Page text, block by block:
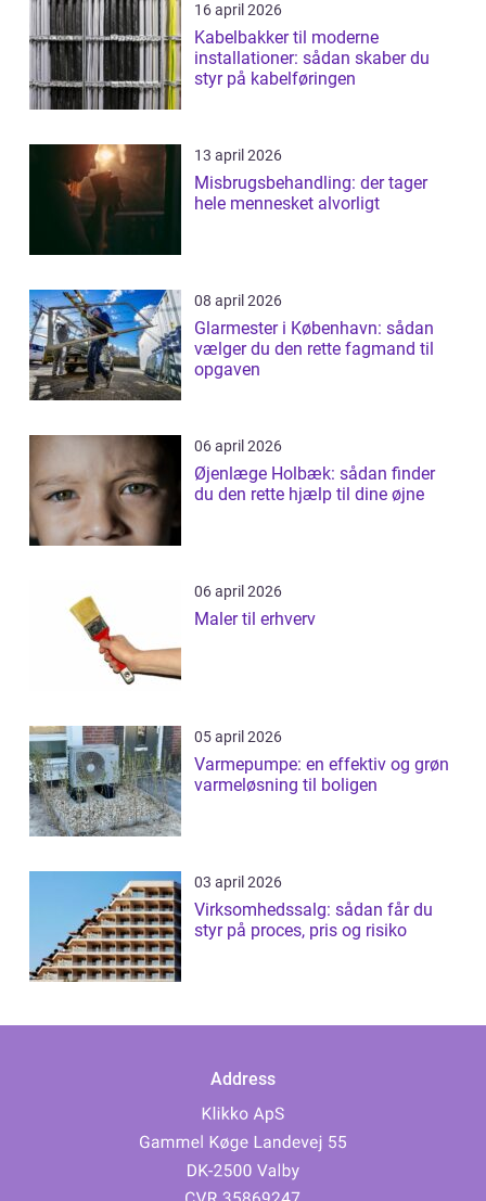
16 april 2026
Kabelbakker til moderne
installationer: sådan skaber du
styr på kabelføringen
13 april 2026
Misbrugsbehandling: der tager
hele mennesket alvorligt
08 april 2026
Glarmester i København: sådan
vælger du den rette fagmand til
opgaven
06 april 2026
Øjenlæge Holbæk: sådan finder
du den rette hjælp til dine øjne
06 april 2026
Maler til erhverv
05 april 2026
Varmepumpe: en effektiv og grøn
varmeløsning til boligen
03 april 2026
Virksomhedssalg: sådan får du
styr på proces, pris og risiko
Address